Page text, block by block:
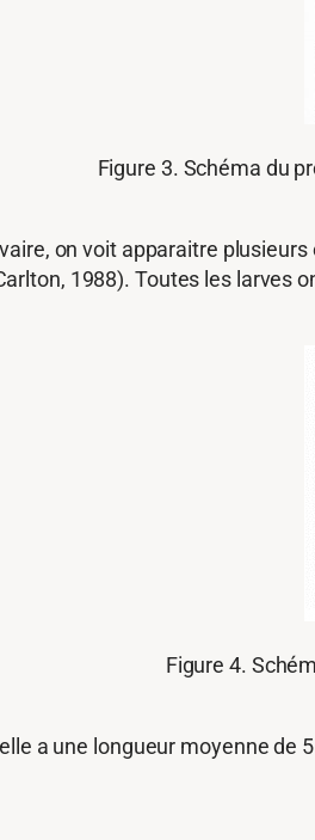
Figure 3. Schéma du
on voit apparaitre
1988). Toutes les larves
Figure 4.
a une longueur moyenne